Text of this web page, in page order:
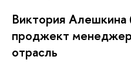
Виктория
проджект
отрасль